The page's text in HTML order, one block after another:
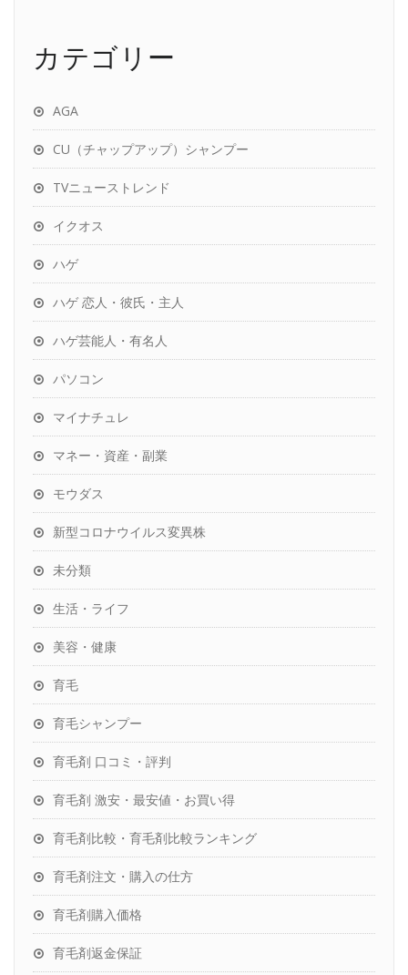
カテゴリー
AGA
CU（チャップアップ）シャンプー
TVニューストレンド
イクオス
ハゲ
ハゲ 恋人・彼氏・主人
ハゲ芸能人・有名人
パソコン
マイナチュレ
マネー・資産・副業
モウダス
新型コロナウイルス変異株
未分類
生活・ライフ
美容・健康
育毛
育毛シャンプー
育毛剤 口コミ・評判
育毛剤 激安・最安値・お買い得
育毛剤比較・育毛剤比較ランキング
育毛剤注文・購入の仕方
育毛剤購入価格
育毛剤返金保証